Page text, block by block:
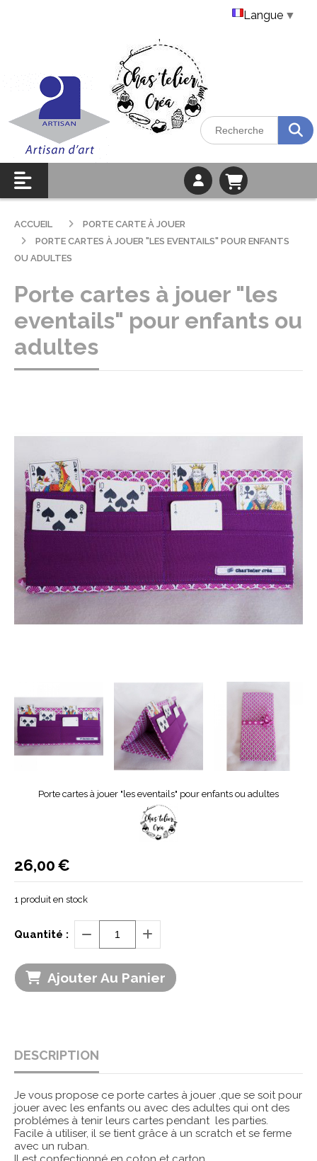
ACCUEIL
PORTE CARTE À JOUER
PORTE CARTES À JOUER "LES EVENTAILS" POUR ENFANTS
OU ADULTES
Porte cartes à jouer "les
eventails" pour enfants ou
adultes
Porte cartes à jouer "les eventails" pour enfants ou adultes
26,00€
1 produit en stock
Quantité :
Ajouter Au Panier
DESCRIPTION
Je vous propose ce porte cartes à jouer ,que se soit pour
jouer avec les enfants ou avec des adultes qui ont des
problémes à tenir leurs cartes pendant les parties.
Facile à utiliser, il se tient grâce à un scratch et se ferme
avec un ruban.
Langue ▼